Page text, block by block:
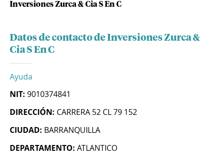
Inversiones Zurca & Cia S En C
Datos de contacto de Inversiones Zurca &
Cia S En C
Ayuda
NIT: 9010374841
DIRECCIÓN: CARRERA 52 CL 79 152
CIUDAD: BARRANQUILLA
DEPARTAMENTO: ATLANTICO